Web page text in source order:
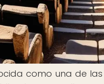
como una de